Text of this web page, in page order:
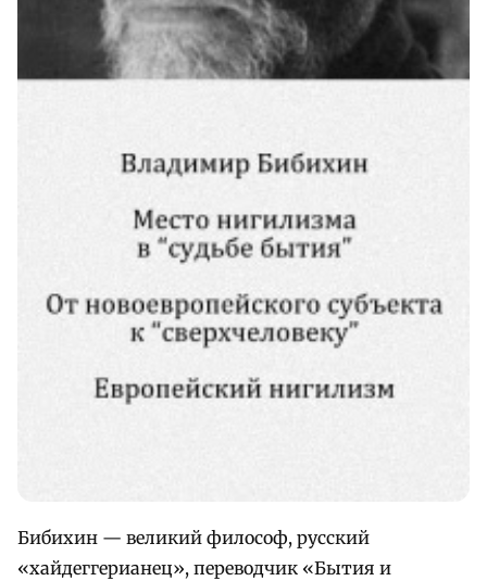
Бибихин — великий философ, русский
«хайдеггерианец», переводчик «Бытия и